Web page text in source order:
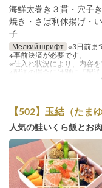
海鮮太巻き３貫・穴子
焼き・さば利休揚げ・
子
Мелкий шрифт ※3日前ま
※事前決済が必要です。
※仕入れ状況により、内容
※配送の場合には別に『配
【502】玉結（たま
人気の鮭いくら飯とお